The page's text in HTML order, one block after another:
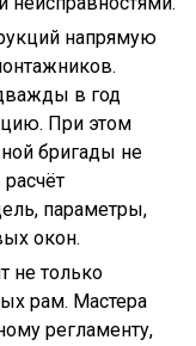
напрямую
в год
При этом
бригады не
параметры,
окон.
не только
рам. Мастера
регламенту,